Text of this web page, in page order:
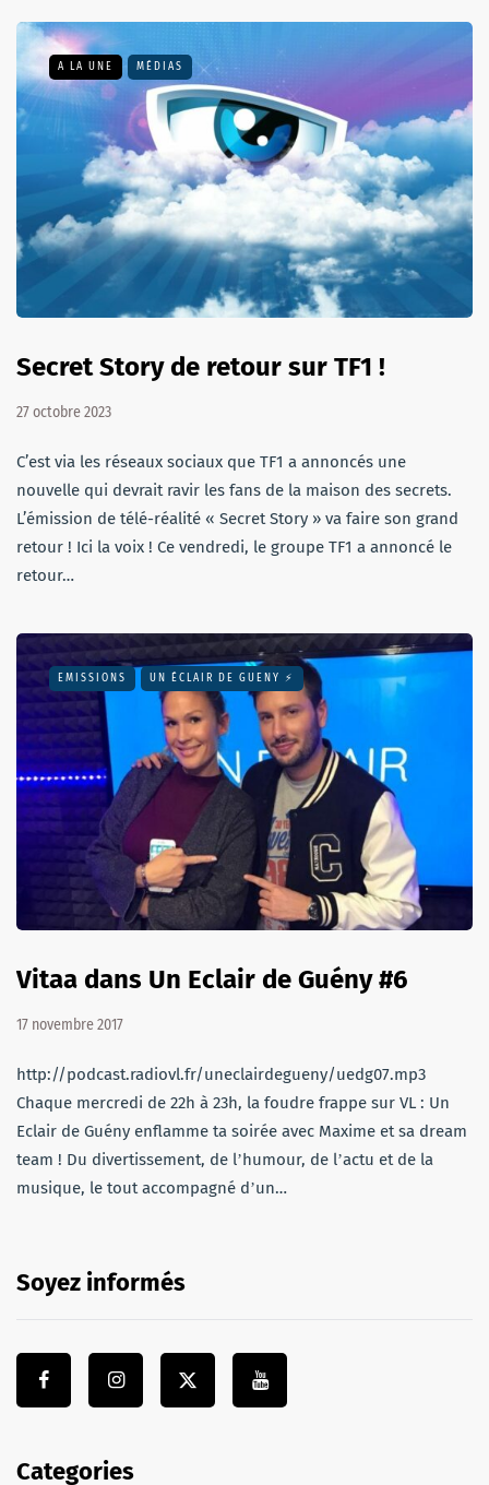
A LA UNE MÉDIAS
Secret Story de retour sur TF1 !
27 octobre 2023
C’est via les réseaux sociaux que TF1 a annoncés une
nouvelle qui devrait ravir les fans de la maison des secrets.
L’émission de télé-réalité « Secret Story » va faire son grand
retour ! Ici la voix ! Ce vendredi, le groupe TF1 a annoncé le
retour…
EMISSIONS UN ÉCLAIR DE GUENY ⚡️
Vitaa dans Un Eclair de Guény #6
17 novembre 2017
http://podcast.radiovl.fr/uneclairdegueny/uedg07.mp3
Chaque mercredi de 22h à 23h, la foudre frappe sur VL : Un
Eclair de Guény enflamme ta soirée avec Maxime et sa dream
team ! Du divertissement, de lʼhumour, de lʼactu et de la
musique, le tout accompagné dʼun…
Soyez informés
Categories